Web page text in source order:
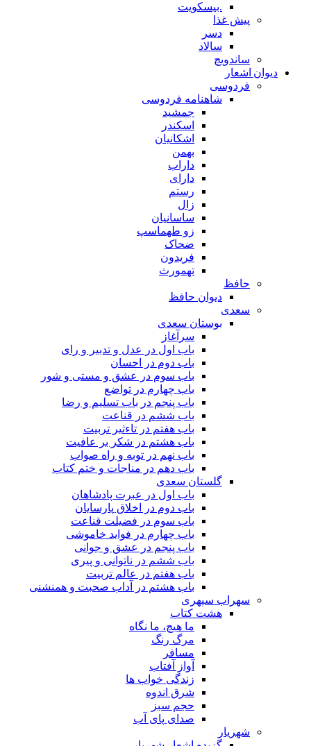
.بیسکویت
پیش غذا
دسر
سالاد
ساندویچ
دیوان اشعار
فردوسی
شاهنامه فردوسی
جمشید
اسکندر
اشکانیان
بهمن
داراب
دارای
رستم
زال
ساسانیان
زو طهماسپ‏
ضحاک
فریدون
تهمورث
حافظ
دیوان حافظ
سعدی
بوستان سعدی
سرآغاز
باب اول در عدل و تدبیر و رای
باب دوم در احسان
باب سوم در عشق و مستی و شور
باب چهارم در تواضع
باب پنجم در باب تسلیم و رضا
باب ششم در قناعت
باب هفتم در تاءثیر تربیت
باب هشتم در شکر بر عافیت
باب نهم در توبه و راه صواب
باب دهم در مناجات و ختم کتاب
گلستان سعدی
باب اول در عبرت پادشاهان
باب دوم در اخلاق پارسایان
باب سوم در فضیلت قناعت
باب چهارم در فواید خاموشى
باب پنجم در عشق و جوانى
باب ششم در ناتوانى و پیرى
باب هفتم در عالم تربیت
باب هشتم در آداب صحبت و همنشنى
سهراب سپهری
هشت کتاب
ما هیچ، ما نگاه
مرگ رنگ
مسافر
آواز آفتاب
زندگی خواب ها
شرق اندوه
حجم سبز
صدای پای آب
شهریار